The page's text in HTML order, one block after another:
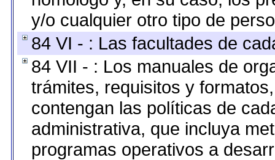
y/o cualquier otro tipo de
84 VI - : Las facultades de
84 VII - : Los manuales de
trámites, requisitos y
contengan las políticas de
administrativa, que incluya
programas operativos a